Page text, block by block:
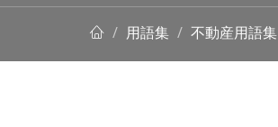
用語集 不動産用語集